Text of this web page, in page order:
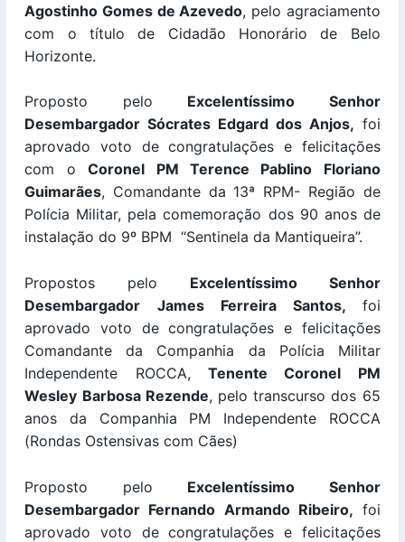
Agostinho Gomes de Azevedo, pelo agraciamento
com o título de Cidadão Honorário de Belo
Horizonte.
Proposto pelo Excelentíssimo Senhor
Desembargador Sócrates Edgard dos Anjos, foi
aprovado voto de congratulações e felicitações
com oCoronel PM Terence Pablino Floriano
Guimarães, Comandante da 13ª RPM- Região de
Polícia Militar, pela comemoração dos 90 anos de
instalação do 9º BPM “Sentinela da Mantiqueira”.
Propostos pelo Excelentíssimo Senhor
Desembargador James Ferreira Santos, foi
aprovado voto de congratulações e felicitações
Comandante da Companhia da Polícia Militar
Independente ROCCA, Tenente Coronel PM
Wesley Barbosa Rezende, pelo transcurso dos 65
anos da Companhia PM Independente ROCCA
(Rondas Ostensivas com Cães)
Proposto pelo Excelentíssimo Senhor
Desembargador Fernando Armando Ribeiro, foi
aprovado voto de congratulações e felicitações